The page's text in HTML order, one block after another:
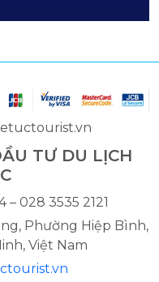
TƯ DU LỊCH
– 028 3535 2121
Phường Hiệp Bình,
Việt Nam